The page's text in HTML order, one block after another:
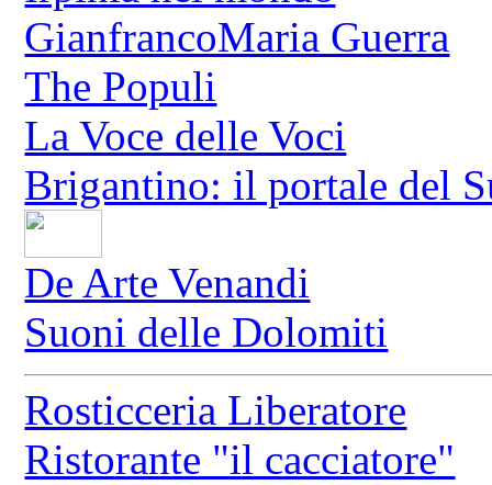
GianfrancoMaria Guerra
The Populi
La Voce delle Voci
Brigantino: il portale del
De Arte Venandi
Suoni delle Dolomiti
Rosticceria Liberatore
Ristorante "il cacciatore"